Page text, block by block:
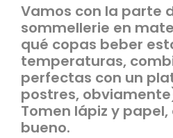
Vamos con la parte
sommellerie en
qué copas beber
temperaturas,
perfectas con un
postres,
Tomen lápiz y
bueno.